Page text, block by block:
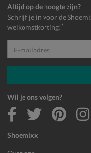
Shoemixx
Altijd op de hoogte zijn?
Schrijf je in voor de
welkomstkorting! *
E-mailadres
Wil je ons volgen?